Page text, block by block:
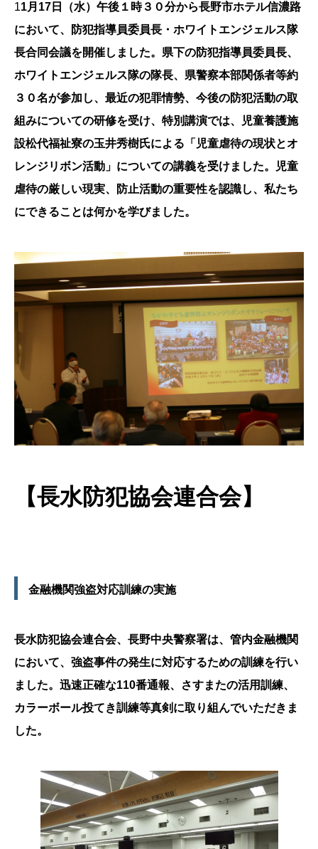
11月17日（水）午後１時３０分から長野市ホテル信濃路
において、防犯指導員委員長・ホワイトエンジェルス隊
長合同会議を開催しました。県下の防犯指導員委員長、
ホワイトエンジェルス隊の隊長、県警察本部関係者等約
３０名が参加し、最近の犯罪情勢、今後の防犯活動の取
組みについての研修を受け、特別講演では、児童養護施
設松代福祉寮の玉井秀樹氏による「児童虐待の現状とオ
レンジリボン活動」についての講義を受けました。児童
虐待の厳しい現実、防止活動の重要性を認識し、私たち
にできることは何かを学びました。
【長水防犯協会連合会】
金融機関強盗対応訓練の実施
長水防犯協会連合会、長野中央警察署は、管内金融機関
において、強盗事件の発生に対応するための訓練を行い
ました。迅速正確な110番通報、さすまたの活用訓練、
カラーボール投てき訓練等真剣に取り組んでいただきま
した。